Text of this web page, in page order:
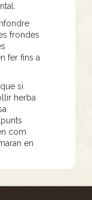
frondes
fer fins a
si
herba
com
en